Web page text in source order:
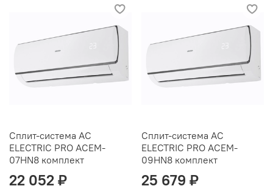
Сплит-система AC
ELECTRIC PRO ACEM-
07HN8 комплект
22 052 ₽
Сплит-система AC
ELECTRIC PRO ACEM-
09HN8 комплект
25 679 ₽